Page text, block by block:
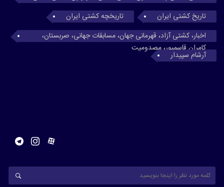
تاریخ کشتی ایران
تاریخچه کشتی ایران
اخبار، کشتی آزاد، قهرمانی جهان، مسابقات جهانی، صربستان،
کامران قاسمپور، مصدومیت
آرشام سپیدار